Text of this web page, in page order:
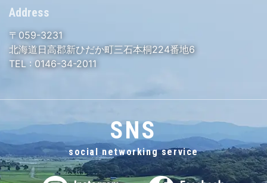
Address
〒059-3231
北海道日高郡新ひだか町三石本桐224番地6
TEL : 0146-34-2011
SNS
social networking service